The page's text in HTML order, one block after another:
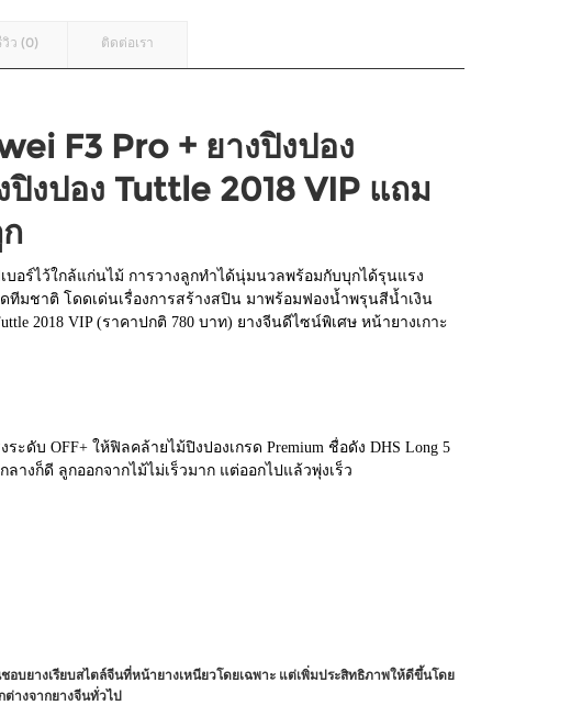
วิว (0) ติดต่อเรา
F3 Pro + ยางปิงปอง
งปอง Tuttle 2018 VIP แถม
อร์ไว้ใกล้แก่นไม้ การวางลูกทำได้นุ่มนวลพร้อมกับบุกได้รุนแรง
ดทีมชาติ โดดเด่นเรื่องการสร้างสปิน มาพร้อมฟองน้ำพรุนสีน้ำเงิน
2018 VIP (ราคาปกติ 780 บาท) ยางจีนดีไซน์พิเศษ หน้ายางเกาะ
ดับ OFF+ ให้ฟิลคล้ายไม้ปิงปองเกรด Premium ชื่อดัง DHS Long 5
งก็ดี ลูกออกจากไม้ไม่เร็วมาก แต่ออกไปแล้วพุ่งเร็ว
อบยางเรียบสไตล์จีนที่หน้ายางเหนียวโดยเฉพาะ แต่เพิ่มประสิทธิภาพให้ดีขึ้นโดย
างจากยางจีนทั่วไป